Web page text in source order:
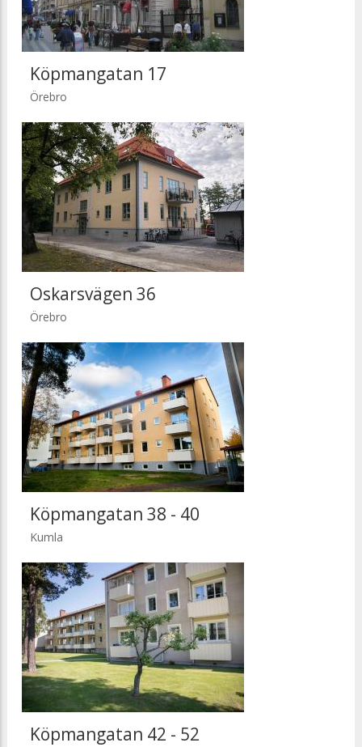
Köpmangatan 17
Örebro
Oskarsvägen 36
Örebro
Köpmangatan 38 - 40
Kumla
Köpmangatan 42 - 52